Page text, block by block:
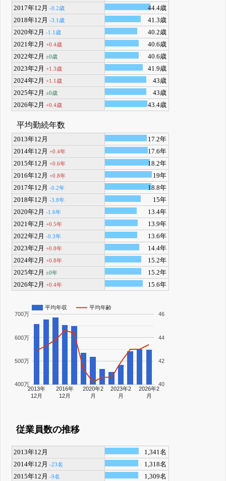
2017年12月-0.2歳
44.4歳
2018年12月-3.1歳
41.3歳
2020年2月-1.1歳
40.2歳
2021年2月+0.4歳
40.6歳
2022年2月±0歳
40.6歳
2023年2月+1.3歳
41.9歳
2024年2月+1.1歳
43歳
2025年2月±0歳
43歳
2026年2月+0.4歳 43.4歳
平均勤続年数
2013年12月
17.2年
2014年12月+0.4年
17.6年
2015年12月+0.6年
18.2年
2016年12月+0.8年
19年
2017年12月-0.2年
18.8年
2018年12月-3.8年
15年
2020年2月-1.6年
13.4年
2021年2月+0.5年
13.9年
2022年2月-0.3年
13.6年
2023年2月+0.8年
14.4年
2024年2月+0.8年
15.2年
2025年2月±0年
15.2年
2026年2月+0.4年 15.6年
平均年収 平均年齢
2013年
12月
2016年
12月
2020年2
月
2023年2
月
2026年2
月
400万
500万
600万
700万
40
42
44
46
従業員数の推移
2013年12月
1,341名
2014年12月-23名
1,318名
2015年12月-9名
1,309名